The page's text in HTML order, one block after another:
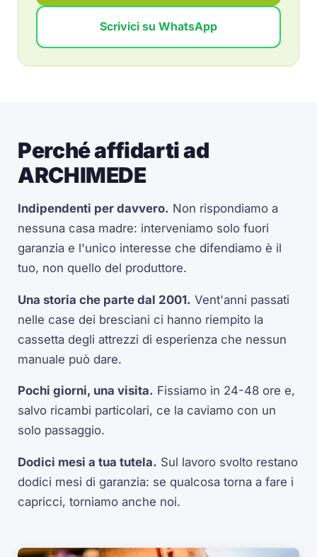
Scrivici su WhatsApp
Perché affidarti ad
ARCHIMEDE
Indipendenti per davvero. Non rispondiamo a
nessuna casa madre: interveniamo solo fuori
garanzia e l'unico interesse che difendiamo è il
tuo, non quello del produttore.
Una storia che parte dal 2001. Vent'anni passati
nelle case dei bresciani ci hanno riempito la
cassetta degli attrezzi di esperienza che nessun
manuale può dare.
Pochi giorni, una visita. Fissiamo in 24-48 ore e,
salvo ricambi particolari, ce la caviamo con un
solo passaggio.
Dodici mesi a tua tutela. Sul lavoro svolto restano
dodici mesi di garanzia: se qualcosa torna a fare i
capricci, torniamo anche noi.